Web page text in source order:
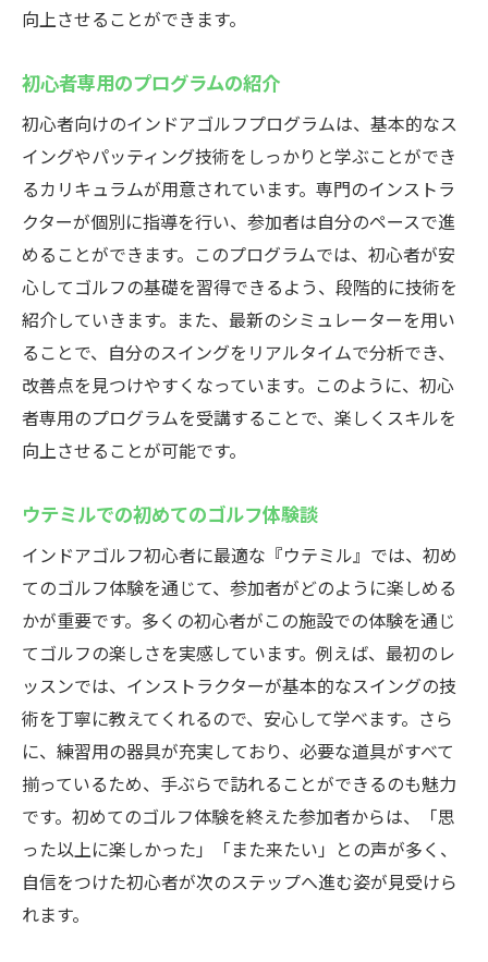
向上させることができます。
初心者専用のプログラムの紹介
初心者向けのインドアゴルフプログラムは、基本的なス
イングやパッティング技術をしっかりと学ぶことができ
るカリキュラムが用意されています。専門のインストラ
クターが個別に指導を行い、参加者は自分のペースで進
めることができます。このプログラムでは、初心者が安
心してゴルフの基礎を習得できるよう、段階的に技術を
紹介していきます。また、最新のシミュレーターを用い
ることで、自分のスイングをリアルタイムで分析でき、
改善点を見つけやすくなっています。このように、初心
者専用のプログラムを受講することで、楽しくスキルを
向上させることが可能です。
ウテミルでの初めてのゴルフ体験談
インドアゴルフ初心者に最適な『ウテミル』では、初め
てのゴルフ体験を通じて、参加者がどのように楽しめる
かが重要です。多くの初心者がこの施設での体験を通じ
てゴルフの楽しさを実感しています。例えば、最初のレ
ッスンでは、インストラクターが基本的なスイングの技
術を丁寧に教えてくれるので、安心して学べます。さら
に、練習用の器具が充実しており、必要な道具がすべて
揃っているため、手ぶらで訪れることができるのも魅力
です。初めてのゴルフ体験を終えた参加者からは、「思
った以上に楽しかった」「また来たい」との声が多く、
自信をつけた初心者が次のステップへ進む姿が見受けら
れます。